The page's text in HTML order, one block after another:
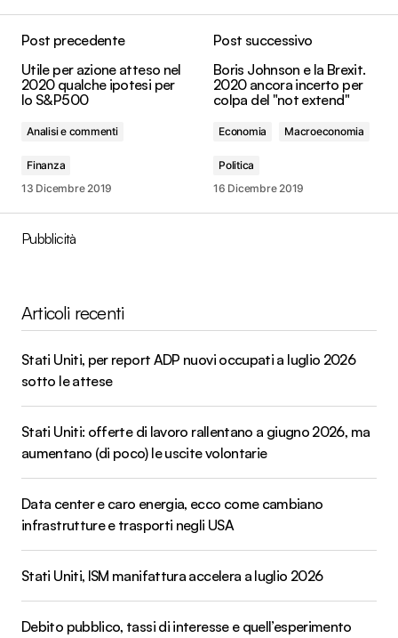
Post precedente
Utile per azione atteso nel
2020 qualche ipotesi per
lo S&P500
Analisi e commenti
Finanza
13 Dicembre 2019
Post successivo
Boris Johnson e la Brexit.
2020 ancora incerto per
colpa del "not extend"
Economia Macroeconomia
Politica
16 Dicembre 2019
Pubblicità
Articoli recenti
Stati Uniti, per report ADP nuovi occupati a luglio 2026
sotto le attese
Stati Uniti: offerte di lavoro rallentano a giugno 2026, ma
aumentano (di poco) le uscite volontarie
Data center e caro energia, ecco come cambiano
infrastrutture e trasporti negli USA
Stati Uniti, ISM manifattura accelera a luglio 2026
Debito pubblico, tassi di interesse e quell’esperimento